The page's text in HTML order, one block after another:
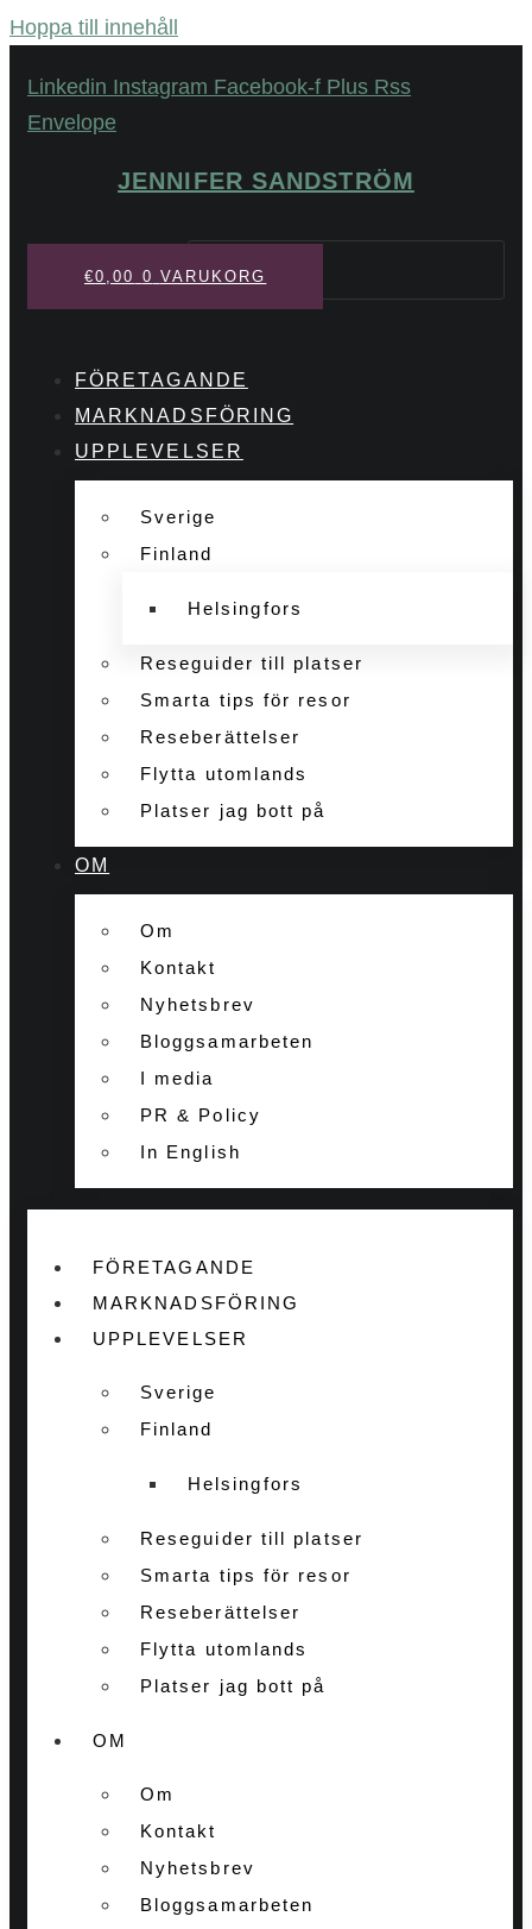
Hoppa till innehåll
Linkedin Instagram Facebook-f Plus Rss
Envelope
JENNIFER SANDSTRÖM
Sök
€0,00 0 VARUKORG
FÖRETAGANDE
MARKNADSFÖRING
UPPLEVELSER
Sverige
Finland
Helsingfors
Reseguider till platser
Smarta tips för resor
Reseberättelser
Flytta utomlands
Platser jag bott på
OM
Om
Kontakt
Nyhetsbrev
Bloggsamarbeten
I media
PR & Policy
In English
FÖRETAGANDE
MARKNADSFÖRING
UPPLEVELSER
Sverige
Finland
Helsingfors
Reseguider till platser
Smarta tips för resor
Reseberättelser
Flytta utomlands
Platser jag bott på
OM
Om
Kontakt
Nyhetsbrev
Bloggsamarbeten